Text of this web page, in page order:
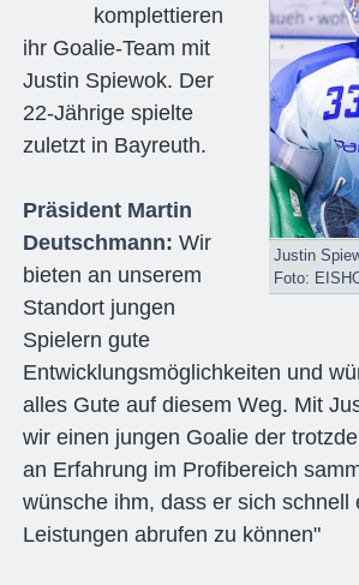
Justin
Foto:
komplettieren
ihr Goalie-Team mit
Justin Spiewok. Der
22-Jährige spielte
zuletzt in Bayreuth.
Präsident Martin
Deutschmann: Wir
bieten an unserem
Standort jungen
Spielern gute
Entwicklungsmöglichkeiten und
alles Gute auf diesem Weg. Mit
wir einen jungen Goalie der
an Erfahrung im Profibereich
wünsche ihm, dass er sich schnell
Leistungen abrufen zu können"